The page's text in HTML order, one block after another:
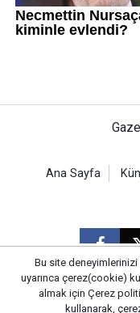
Ana Sayfa
CM Bilişim
Bu site deneyimlerinizi
uyarınca çerez(cookie)
almak için Çerez
kullanarak,